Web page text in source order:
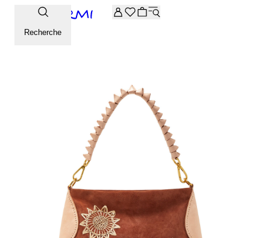
-20% supplémentaires sur la sélection Archive. Saisissez le
Recherche